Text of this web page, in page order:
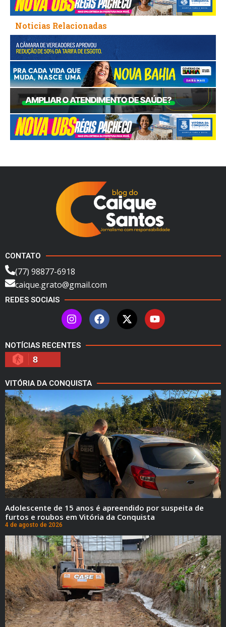
Noticias Relacionadas
CONTATO
(77) 98877-6918
caique.grato@gmail.com
REDES SOCIAIS
NOTÍCIAS RECENTES
8
VITÓRIA DA CONQUISTA
Adolescente de 15 anos é apreendido por suspeita de
furtos e roubos em Vitória da Conquista
4 de agosto de 2026